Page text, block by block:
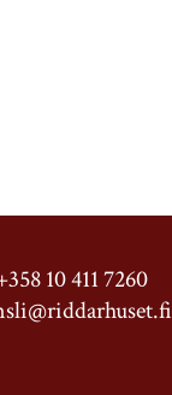
10 411 7260